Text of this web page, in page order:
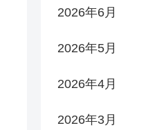
2026年6月
2026年5月
2026年4月
2026年3月